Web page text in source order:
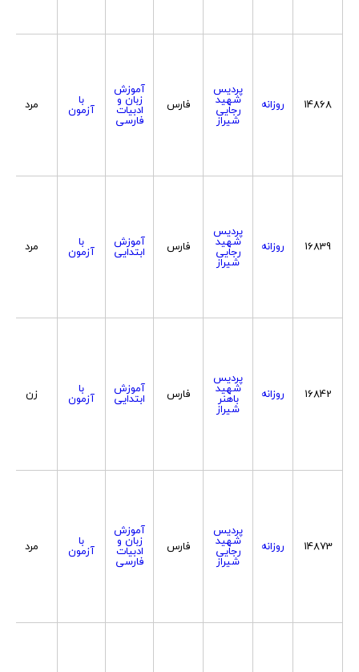
14868 روزانه
پردیس
شهید
رجایی
شیراز
فارس
آموزش
زبان و
ادبیات
فارسی
با
آزمون مرد
16839 روزانه
پردیس
شهید
رجایی
شیراز
فارس آموزش
ابتدایی
با
آزمون مرد
16842 روزانه
پردیس
شهید
باهنر
شیراز
فارس آموزش
ابتدایی
با
آزمون زن
14873 روزانه
پردیس
شهید
رجایی
شیراز
فارس
آموزش
زبان و
ادبیات
فارسی
با
آزمون مرد